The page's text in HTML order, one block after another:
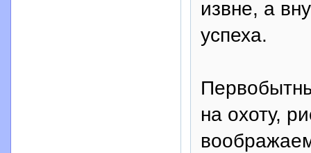
извне, а
успеха.
на охоту,